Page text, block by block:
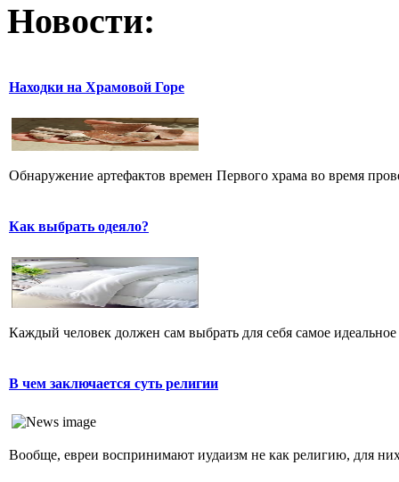
Новости:
Находки на Храмовой Горе
Обнаружение артефактов времен Первого храма во время
Как выбрать одеяло?
Каждый человек должен сам выбрать для себя самое
В чем заключается суть религии
Вообще, евреи воспринимают иудаизм не как религию, для